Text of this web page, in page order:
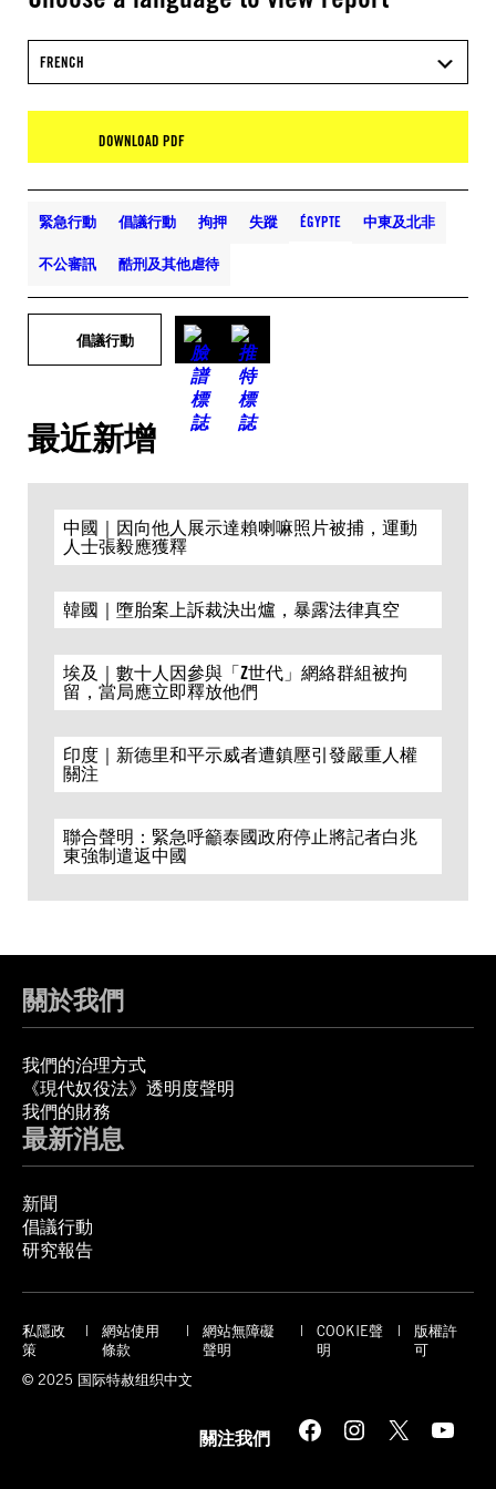
FRENCH
DOWNLOAD PDF
緊急行動 倡議行動 拘押 失蹤 ÉGYPTE 中東及北非
不公審訊 酷刑及其他虐待
倡議行動
最近新增
中國｜因向他人展示達賴喇嘛照片被捕，運動
人士張毅應獲釋
韓國｜墮胎案上訴裁決出爐，暴露法律真空
埃及｜數十人因參與「Z世代」網絡群組被拘
留，當局應立即釋放他們
印度｜新德里和平示威者遭鎮壓引發嚴重人權
關注
聯合聲明：緊急呼籲泰國政府停止將記者白兆
東強制遣返中國
關於我們
我們的治理方式
《現代奴役法》透明度聲明
我們的財務
最新消息
新聞
倡議行動
研究報告
私隱政
策
網站使用
條款
網站無障礙
聲明
COOKIE聲
明
版權許
可
© 2025 国际特赦组织中文
關注我們 Facebook Instagram X YouTube